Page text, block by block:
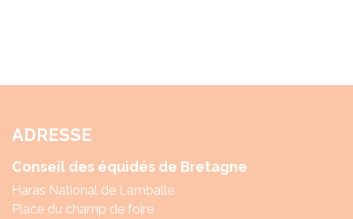
ADRESSE
Conseil des équidés de Bretagne
Haras National de Lamballe
Place du champ de foire